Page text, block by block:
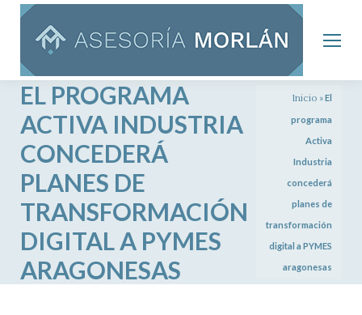
EL PROGRAMA
ACTIVA INDUSTRIA
CONCEDERÁ
PLANES DE
TRANSFORMACIÓN
DIGITAL A PYMES
ARAGONESAS
Inicio »El
programa
Activa
Industria
concederá
planes de
transformación
digital a PYMES
aragonesas